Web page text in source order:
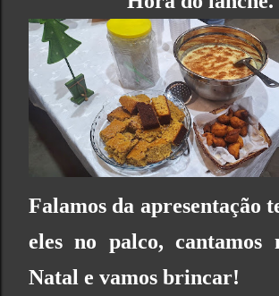
Falamos da apresentação
eles no palco, cantamos
Natal e vamos brincar!